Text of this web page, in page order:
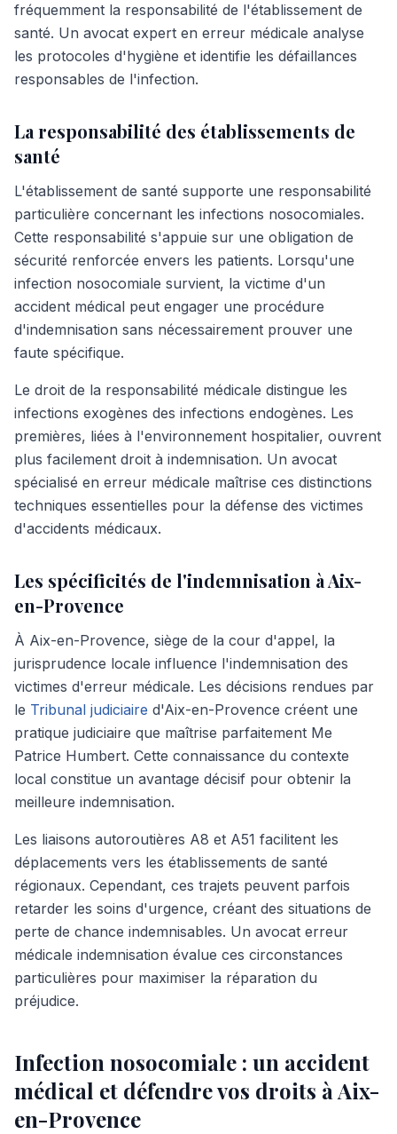
fréquemment la responsabilité de l'établissement de
santé. Un avocat expert en erreur médicale analyse
les protocoles d'hygiène et identifie les défaillances
responsables de l'infection.
La responsabilité des établissements de
santé
L'établissement de santé supporte une responsabilité
particulière concernant les infections nosocomiales.
Cette responsabilité s'appuie sur une obligation de
sécurité renforcée envers les patients. Lorsqu'une
infection nosocomiale survient, la victime d'un
accident médical peut engager une procédure
d'indemnisation sans nécessairement prouver une
faute spécifique.
Le droit de la responsabilité médicale distingue les
infections exogènes des infections endogènes. Les
premières, liées à l'environnement hospitalier, ouvrent
plus facilement droit à indemnisation. Un avocat
spécialisé en erreur médicale maîtrise ces distinctions
techniques essentielles pour la défense des victimes
d'accidents médicaux.
Les spécificités de l'indemnisation à Aix-
en-Provence
À Aix-en-Provence, siège de la cour d'appel, la
jurisprudence locale influence l'indemnisation des
victimes d'erreur médicale. Les décisions rendues par
le Tribunal judiciaire d'Aix-en-Provence créent une
pratique judiciaire que maîtrise parfaitement Me
Patrice Humbert. Cette connaissance du contexte
local constitue un avantage décisif pour obtenir la
meilleure indemnisation.
Les liaisons autoroutières A8 et A51 facilitent les
déplacements vers les établissements de santé
régionaux. Cependant, ces trajets peuvent parfois
retarder les soins d'urgence, créant des situations de
perte de chance indemnisables. Un avocat erreur
médicale indemnisation évalue ces circonstances
particulières pour maximiser la réparation du
préjudice.
Infection nosocomiale : un accident
médical et défendre vos droits à Aix-
en-Provence